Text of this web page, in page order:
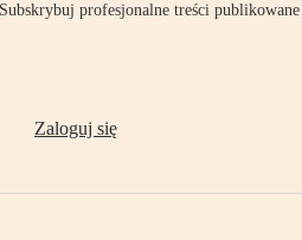
profesjonalne treści publikowane
Zaloguj się